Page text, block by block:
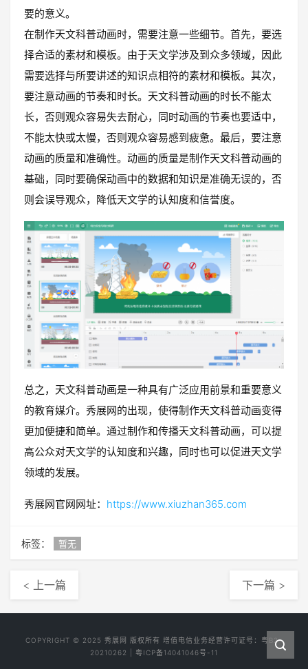
要的意义。
在制作天文科普动画时，需要注意一些细节。首先，要选
择合适的素材和模板。由于天文学涉及到众多领域，因此
需要选择与所要讲述的知识点相符的素材和模板。其次，
要注意动画的节奏和时长。天文科普动画的时长不能太
长，否则观众容易失去耐心，同时动画的节奏也要适中，
不能太快或太慢，否则观众容易感到疲惫。最后，要注意
动画的质量和准确性。动画的质量是制作天文科普动画的
基础，同时要确保动画中的数据和知识是准确无误的，否
则会误导观众，降低天文学的认知度和信誉度。
总之，天文科普动画是一种具有广泛应用前景和重要意义
的教育媒介。秀展网的出现，使得制作天文科普动画变得
更加便捷和简单。通过制作和传播天文科普动画，可以提
高公众对天文学的认知度和兴趣，同时也可以促进天文学
领域的发展。
秀展网官网网址： https://www.xiuzhan365.com
标签： 暂无
< 上一篇 下一篇 >
COPYRIGHT © 2025 秀展网 版权所有 增值电信业务经营许可证号： 粤B2-
20210262
粤ICP备14041046号-11